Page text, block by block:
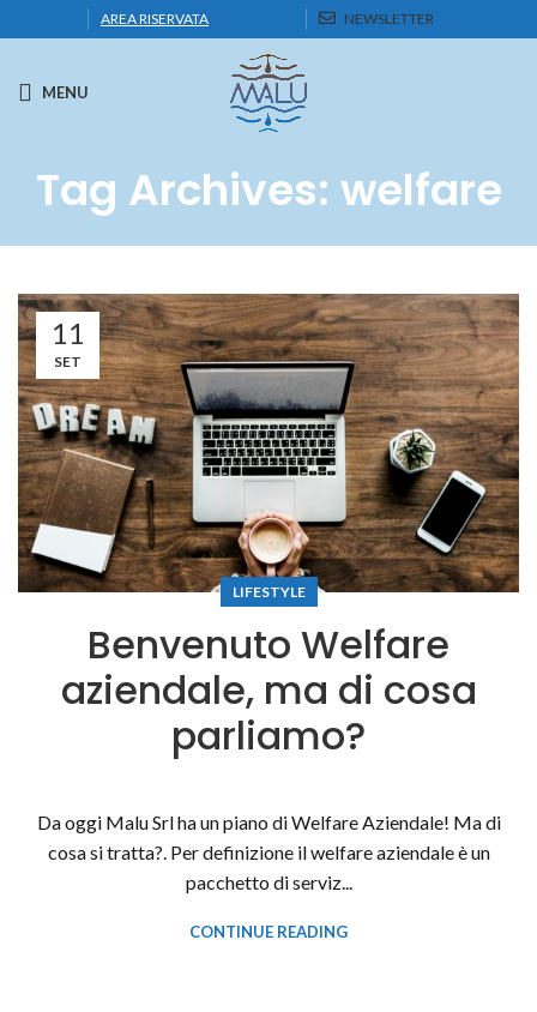
AREA RISERVATA NEWSLETTER
MENU
Tag Archives: welfare
11
SET
LIFESTYLE
Benvenuto Welfare
aziendale, ma di cosa
parliamo?
Da oggi Malu Srl ha un piano di Welfare Aziendale! Ma di
cosa si tratta?. Per definizione il welfare aziendale è un
pacchetto di serviz...
CONTINUE READING